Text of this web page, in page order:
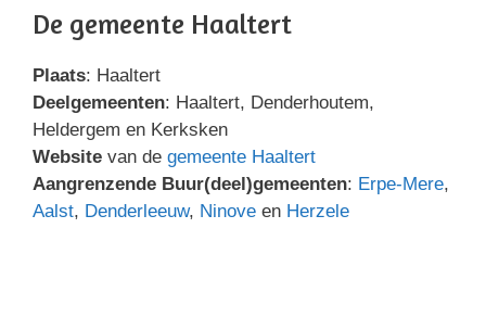
De gemeente Haaltert
Plaats: Haaltert
Deelgemeenten: Haaltert, Denderhoutem,
Heldergem en Kerksken
Website van de gemeente Haaltert
Aangrenzende Buur(deel)gemeenten: Erpe-Mere,
Aalst, Denderleeuw, Ninove en Herzele